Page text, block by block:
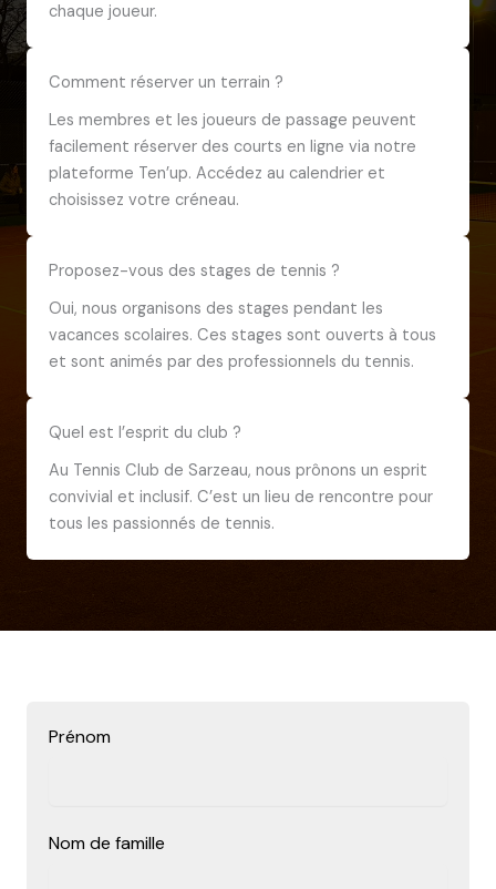
chaque joueur.
Comment réserver un terrain ?
Les membres et les joueurs de passage peuvent
facilement réserver des courts en ligne via notre
plateforme Ten’up. Accédez au calendrier et
choisissez votre créneau.
Proposez-vous des stages de tennis ?
Oui, nous organisons des stages pendant les
vacances scolaires. Ces stages sont ouverts à tous
et sont animés par des professionnels du tennis.
Quel est l’esprit du club ?
Au Tennis Club de Sarzeau, nous prônons un esprit
convivial et inclusif. C’est un lieu de rencontre pour
tous les passionnés de tennis.
Prénom
Nom de famille